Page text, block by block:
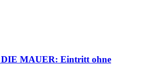
DIE MAUER: Eintritt ohne